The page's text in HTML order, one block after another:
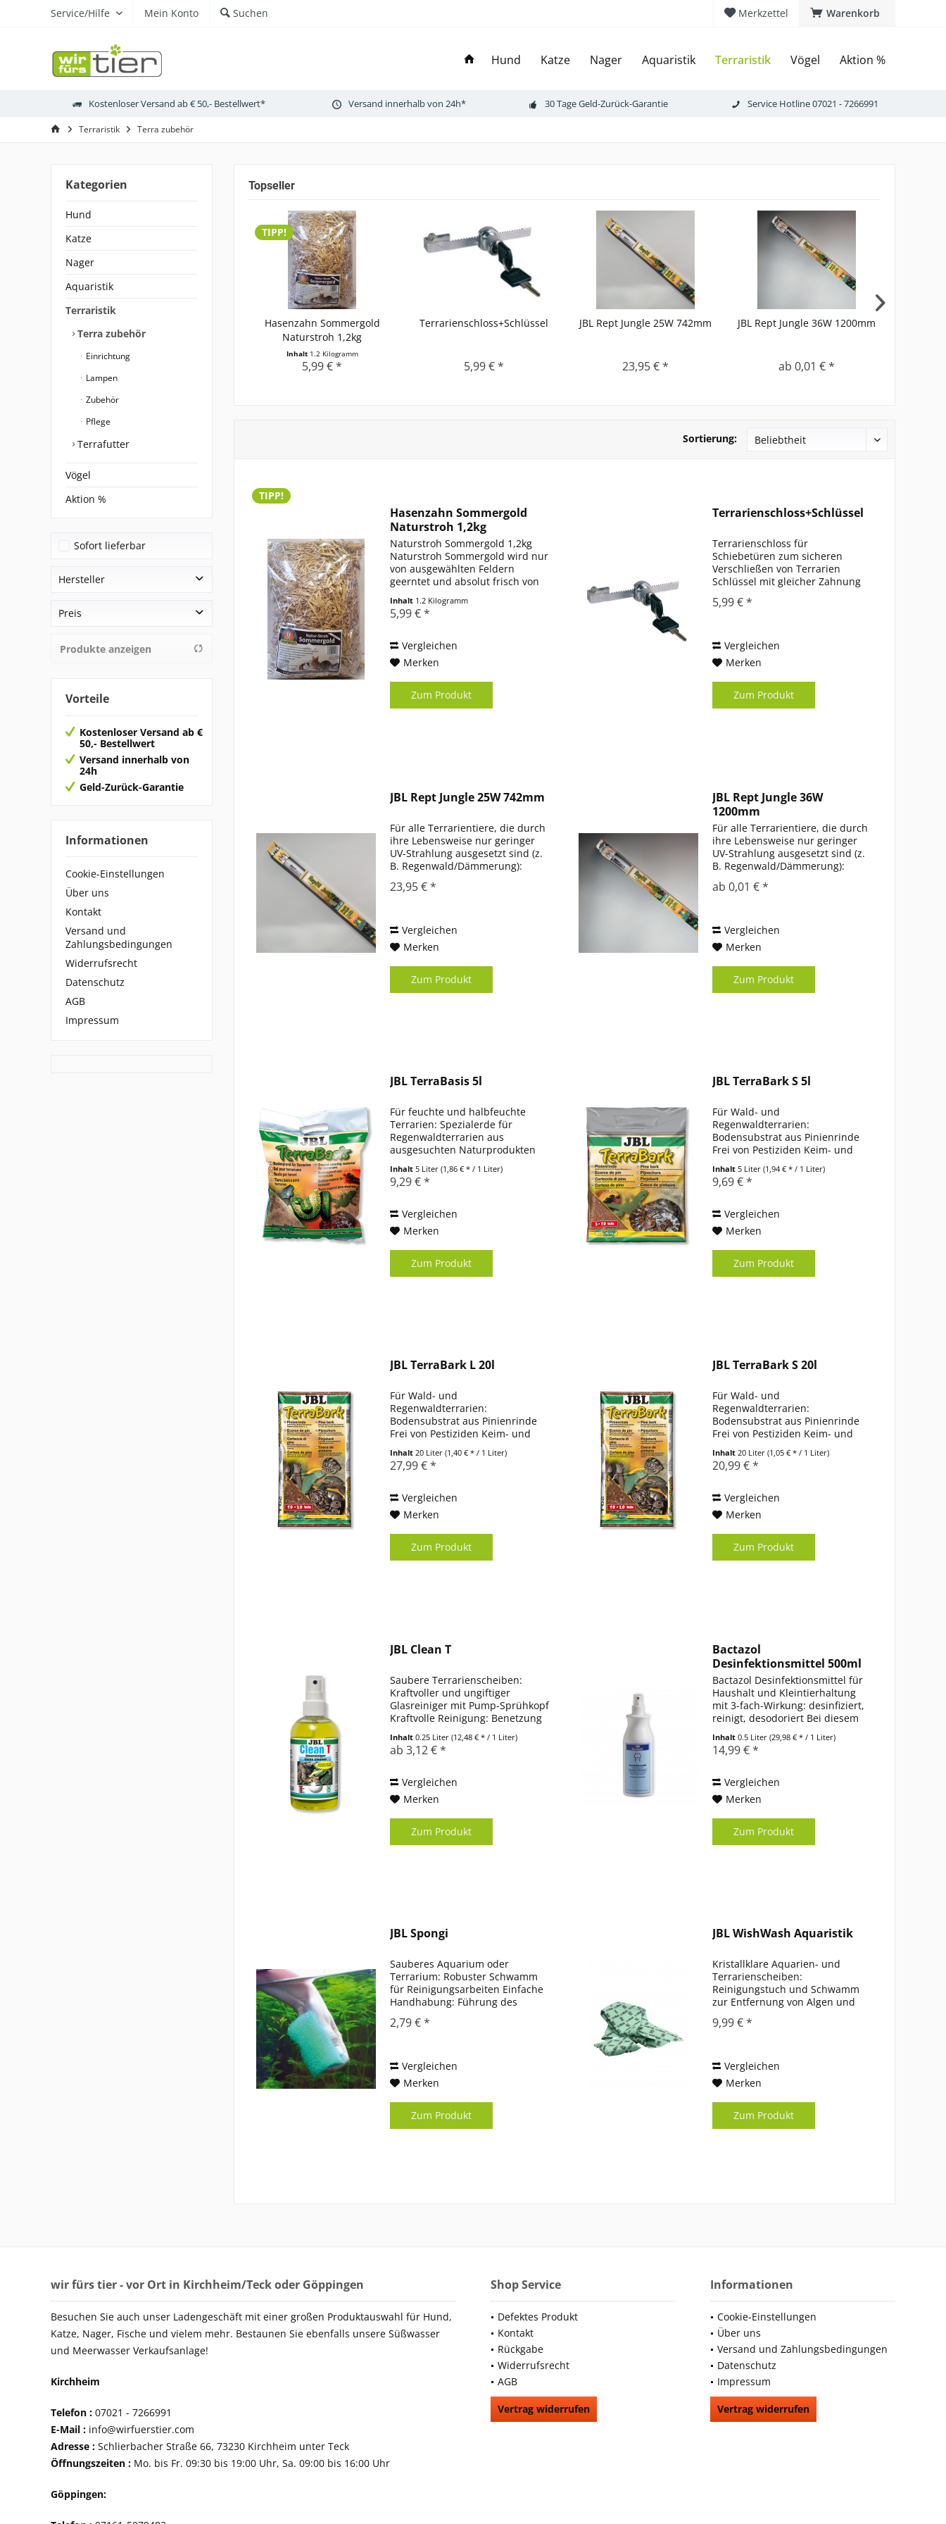
Warenkorb
Merkzettel
Service/Hilfe Mein Konto Suchen
Hund Katze Nager Aquaristik Terraristik Vögel Aktion %
Kostenloser Versand ab € 50,- Bestellwert* Versand innerhalb von 24h* 30 Tage Geld-Zurück-Garantie Service Hotline 07021 - 7266991
Terraristik Terra zubehör
Kategorien
Hund
Katze
Nager
Aquaristik
Terraristik
Terra zubehör
Einrichtung
Lampen
Zubehör
Pflege
Terrafutter
Vögel
Aktion %
Sofort lieferbar
Hersteller
Aqua Global
JBL
Preis
bis
Produkte anzeigen
Vorteile
Kostenloser Versand ab €
50,- Bestellwert
Versand innerhalb von
24h
Geld-Zurück-Garantie
Informationen
Cookie-Einstellungen
Über uns
Kontakt
Versand und
Zahlungsbedingungen
Widerrufsrecht
Datenschutz
AGB
Impressum
Topseller
TIPP!
Hasenzahn Sommergold
Naturstroh 1,2kg
Inhalt 1.2 Kilogramm
5,99 € *
Terrarienschloss+Schlüssel
5,99 € *
JBL Rept Jungle 25W 742mm
23,95 € *
JBL Rept Jungle 36W 1200mm
ab 0,01 € *
Sortierung:
TIPP!
Hasenzahn Sommergold
Naturstroh 1,2kg
Naturstroh Sommergold 1,2kg
Naturstroh Sommergold wird nur
von ausgewählten Feldern
geerntet und absolut frisch von
Es ist gleichermaßen
Knabberspaß und natürliche
und...
Inhalt 1.2 Kilogramm
5,99 € *
Vergleichen
Merken
Zum Produkt
Terrarienschloss+Schlüssel
Terrarienschloss für
Schiebetüren zum sicheren
Verschließen von Terrarien
Schlüssel mit gleicher Zahnung
stabile Ausführung inklusive
5,99 € *
Vergleichen
Merken
Zum Produkt
JBL Rept Jungle 25W 742mm
Für alle Terrarientiere, die durch
ihre Lebensweise nur geringer
UV-Strahlung ausgesetzt sind (z.
B. Regenwald/Dämmerung):
Lichtspektrum auf den
Geringer...
23,95 € *
Vergleichen
Merken
Zum Produkt
JBL Rept Jungle 36W
1200mm
Für alle Terrarientiere, die durch
ihre Lebensweise nur geringer
UV-Strahlung ausgesetzt sind (z.
B. Regenwald/Dämmerung):
Lichtspektrum auf den
Geringer...
ab 0,01 € *
Vergleichen
Merken
Zum Produkt
JBL TerraBasis 5l
Für feuchte und halbfeuchte
Terrarien: Spezialerde für
Regenwaldterrarien aus
ausgesuchten Naturprodukten
Feuchtigkeitskapazität, Keine
Schimmelbildung durch
Kokoshumus Aktive Betätigung...
Inhalt 5 Liter(1,86 € * / 1 Liter)
9,29 € *
Vergleichen
Merken
Zum Produkt
JBL TerraBark S 5l
Für Wald- und
Regenwaldterrarien:
Bodensubstrat aus Pinienrinde
Frei von Pestiziden Keim- und
Feuchtigkeisregulierende
Eigenschaft Lieferumfang:
Pinienrinde
Produktinformationen
Passendes...
Inhalt 5 Liter(1,94 € * / 1 Liter)
9,69 € *
Vergleichen
Merken
Zum Produkt
JBL TerraBark L 20l
Für Wald- und
Regenwaldterrarien:
Bodensubstrat aus Pinienrinde
Frei von Pestiziden Keim- und
Feuchtigkeisregulierende
Eigenschaft Lieferumfang:
Pinienrinde
Produktinformationen
Passendes...
Inhalt20 Liter(1,40 € * / 1 Liter)
27,99 € *
Vergleichen
Merken
Zum Produkt
JBL TerraBark S 20l
Für Wald- und
Regenwaldterrarien:
Bodensubstrat aus Pinienrinde
Frei von Pestiziden Keim- und
Feuchtigkeisregulierende
Eigenschaft Lieferumfang:
Pinienrinde
Produktinformationen
Passendes...
Inhalt20 Liter(1,05 € * / 1 Liter)
20,99 € *
Vergleichen
Merken
Zum Produkt
JBL Clean T
Saubere Terrarienscheiben:
Kraftvoller und ungiftiger
Glasreiniger mit Pump-Sprühkopf
Kraftvolle Reinigung: Benetzung
Trocknung mit weichem,
fusselfreiem Tuch, ggf.
Lösung...
Inhalt0.25 Liter(12,48 € * / 1 Liter)
ab 3,12 € *
Vergleichen
Merken
Zum Produkt
Bactazol
Desinfektionsmittel 500ml
Bactazol Desinfektionsmittel für
Haushalt und Kleintierhaltung
mit 3-fach-Wirkung: desinfiziert,
reinigt, desodoriert Bei diesem
Deutschland registriertes Biozid-
Produkt. Der Vertrieb in anderen
Inhalt0.5 Liter(29,98 € * / 1 Liter)
14,99 € *
Vergleichen
Merken
Zum Produkt
JBL Spongi
Sauberes Aquarium oder
Terrarium: Robuster Schwamm
für Reinigungsarbeiten Einfache
Handhabung: Führung des
der Aquarienscheiben
Neutrales Material - keine...
2,79 € *
Vergleichen
Merken
Zum Produkt
JBL WishWash Aquaristik
Kristallklare Aquarien- und
Terrarienscheiben:
Reinigungstuch und Schwamm
zur Entfernung von Algen und
Schwamm zur Entfernung von
Terrarienscheibe,...
9,99 € *
Vergleichen
Merken
Zum Produkt
wir fürs tier - vor Ort in Kirchheim/Teck oder Göppingen
Besuchen Sie auch unser Ladengeschäft mit einer großen Produktauswahl für Hund,
Katze, Nager, Fische und vielem mehr. Bestaunen Sie ebenfalls unsere Süßwasser
und Meerwasser Verkaufsanlage!
Kirchheim
Telefon : 07021 - 7266991
E-Mail : info@wirfuerstier.com
Adresse : Schlierbacher Straße 66, 73230 Kirchheim unter Teck
Öffnungszeiten : Mo. bis Fr. 09:30 bis 19:00 Uhr, Sa. 09:00 bis 16:00 Uhr
Göppingen:
Shop Service
Defektes Produkt
Kontakt
Rückgabe
Widerrufsrecht
AGB
Vertrag widerrufen
Informationen
Cookie-Einstellungen
Über uns
Versand und Zahlungsbedingungen
Datenschutz
Impressum
Vertrag widerrufen